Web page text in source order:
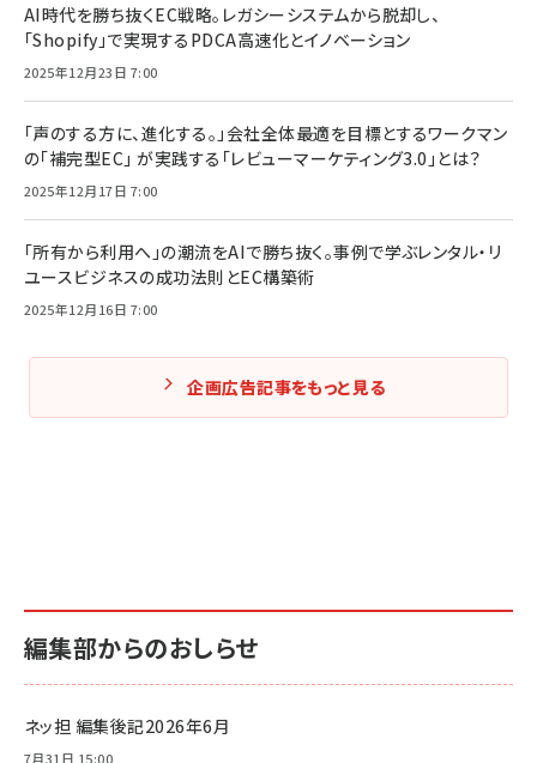
AI時代を勝ち抜くEC戦略。レガシーシステムから脱却し、
「Shopify」で実現するPDCA高速化とイノベーション
2025年12月23日 7:00
「声のする方に、進化する。」会社全体最適を目標とするワークマン
の「補完型EC」 が実践する「レビューマーケティング3.0」とは？
2025年12月17日 7:00
「所有から利用へ」の潮流をAIで勝ち抜く。事例で学ぶレンタル・リ
ユースビジネスの成功法則とEC構築術
2025年12月16日 7:00
企画広告記事をもっと見る
編集部からのおしらせ
ネッ担 編集後記2026年6月
7月31日 15:00